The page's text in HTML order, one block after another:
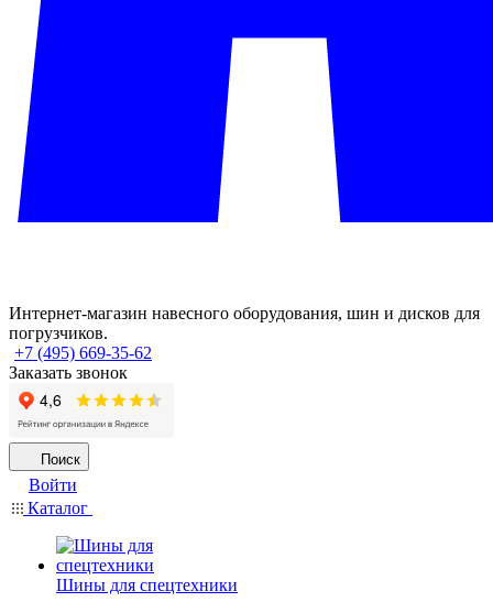
Интернет-магазин навесного оборудования, шин и дисков для
погрузчиков.
+7 (495) 669-35-62
Заказать звонок
Поиск
Войти
Каталог
Шины для спецтехники